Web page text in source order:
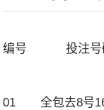
编号 投注
01 全包去